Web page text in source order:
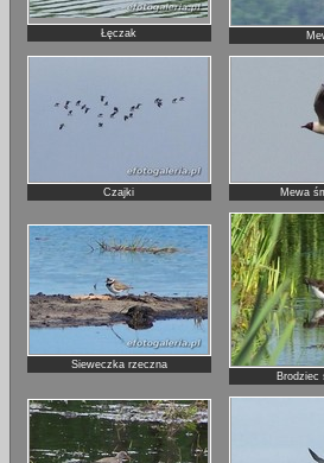
Łęczak
Czajki Mewa
Sieweczka rzeczna
Brodziec